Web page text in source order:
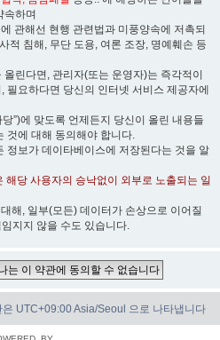
속하며
관해선 현행 관련법과 미풍양속에 저촉되
적 침해, 무단 도용, 여론 조장, 명예훼손 등
린다면, 관리자(또는 운영자)는 즉각적이
필요하다면 당신의 인터넷 서비스 제공자에
”)에 맞도록 언제든지 당신이 올린 내용들
것에 대해 동의해야 합니다.
정보가 데이타베이스에 저장된다는 것을 알
당 사용자의 승낙없이 외부로 노출되는 일
해, 일부(모든) 데이터가 손상으로 이어질
지지 않을 수도 있습니다.
은 UTC+09:00 Asia/Seoul 으로 나타냅니다